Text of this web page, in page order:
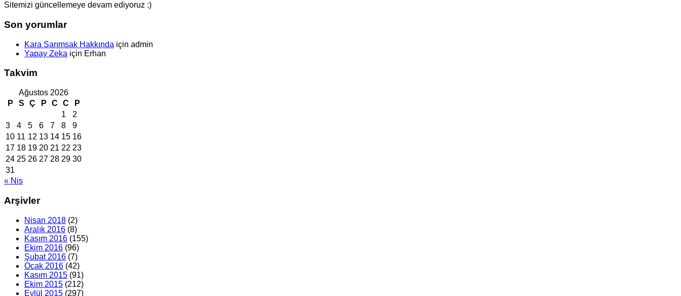
Sitemizi güncellemeye devam ediyoruz :)
Son yorumlar
Kara Sarımsak Hakkında için admin
Yapay Zeka için Erhan
Takvim
Ağustos 2026
P
S Ç P C C
P
1
2
3
4 5 6 7 8
9
10 11 12 13 14 15 16
17 18 19 20 21 22 23
24 25 26 27 28 29 30
31
« Nis
Arşivler
Nisan 2018 (2)
Aralık 2016 (8)
Kasım 2016 (155)
Ekim 2016 (96)
Şubat 2016 (7)
Ocak 2016 (42)
Kasım 2015 (91)
Ekim 2015 (212)
Eylül 2015 (297)